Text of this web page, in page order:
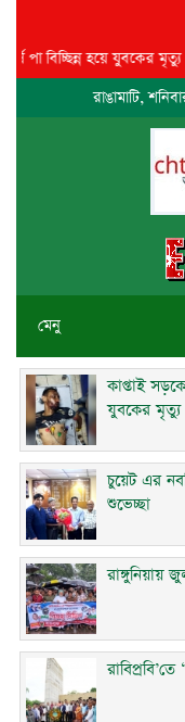
বিচ্ছিন্ন হয়ে যুবকের মৃত্যু●
রাঙামাটি,
মেনু
কাপ্তাই
যুবকের মৃত্যু
চুয়েট এর
শুভেচ্ছা
রাঙ্গুনিয়ায়